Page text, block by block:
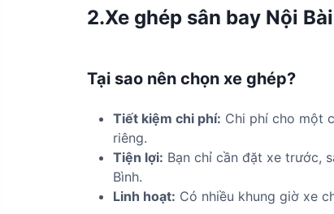
2.Xe ghép sân bay Nội
Tại sao nên chọn xe ghép?
Tiết kiệm chi phí: Chi phí cho một
riêng.
Tiện lợi: Bạn chỉ cần đặt xe trước,
Bình.
Linh hoạt: Có nhiều khung giờ xe